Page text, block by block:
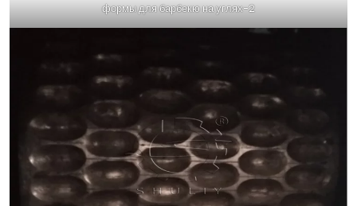
формы для барбекю на углях-2